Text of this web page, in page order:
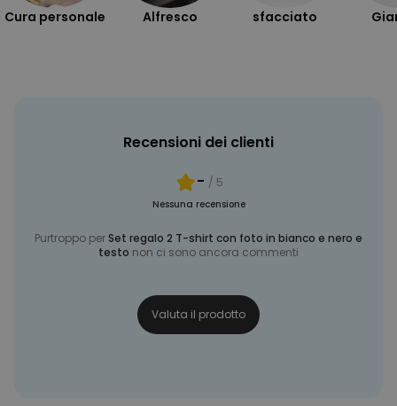
Cura personale Alfresco sfacciato
Recensioni dei clienti
- / 5
Nessuna recensione
Purtroppo perSet regalo 2 T-shirt con foto in bianco e nero e
testo non ci sono ancora commenti
Valuta il prodotto